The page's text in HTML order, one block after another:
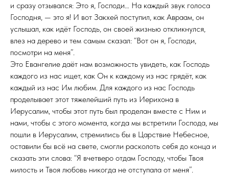
и сразу отзывался: Это я, Господи… На каждый звук голоса
Господня, — это я! И вот Закхей поступил, как Авраам, он
услышал, как идёт Господь, он своей жизнью откликнулся,
влез на дерево и тем самым сказал: “Вот он я, Господи,
посмотри на меня”.
Это Евангелие даёт нам возможность увидеть, как Господь
каждого из нас ищет, как Он к каждому из нас грядёт, как
каждый из нас Им любим. Для каждого из нас Господь
проделывает этот тяжелейший путь из Иерихона в
Иерусалим, чтобы этот путь был проделан вместе с Ним и
нами, чтобы с этого момента, когда мы встретили Господа, мы
пошли в Иерусалим, стремились бы в Царствие Небесное,
оставили бы всё на свете, смогли расколоть себя до конца и
сказать эти слова: “Я вчетверо отдам Господу, чтобы Твоя
милость и Твоя любовь никогда не отступала от меня”.